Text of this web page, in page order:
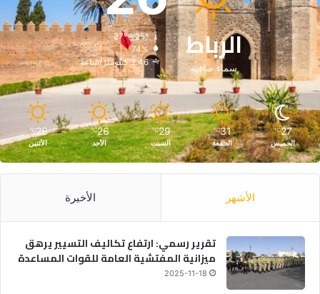
الرباط
سماء صافية
27º - 25º
74%
2.46 كيلومتر/ساعة
27
℃
الخميس
31
℃
الجمعة
29
℃
السبت
26
℃
الأحد
26
℃
الأثنين
الأشهر الأخيرة
تقرير رسمي: ارتفاع تكاليف التسيير يرهق
ميزانية المفتشية العامة للقوات المساعدة
2025-11-18